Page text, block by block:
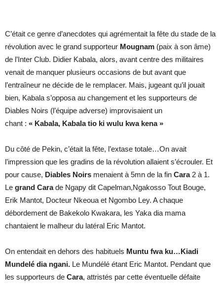
C’était ce genre d’anecdotes qui agrémentait la fête du stade de la
révolution avec le grand supporteur Mougnam (paix à son âme)
de l’Inter Club. Didier Kabala, alors, avant centre des militaires
venait de manquer plusieurs occasions de but avant que
l’entraîneur ne décide de le remplacer. Mais, jugeant qu’il jouait
bien, Kabala s’opposa au changement et les supporteurs de
Diables Noirs (l’équipe adverse) improvisaient un
chant : « Kabala, Kabala tio ki wulu kwa kena »
Du côté de Pekin, c’était la fête, l’extase totale…On avait
l’impression que les gradins de la révolution allaient s’écrouler. Et
pour cause, Diables Noirs menaient à 5mn de la fin Cara2 à 1.
Le grand Carade Ngapy dit Capelman,Ngakosso Tout Bouge,
Erik Mantot, Docteur Nkeoua et Ngombo Ley. A chaque
débordement de Bakekolo Kwakara, les Yaka dia mama
chantaient le malheur du latéral Eric Mantot.
On entendait en dehors des habituels Muntu fwa ku…Kiadi
Mundelé dia ngani. Le Mundélé étant Eric Mantot. Pendant que
les supporteurs de Cara, attristés par cette éventuelle défaite